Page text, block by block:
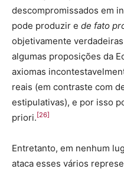
descompromissados em
pode produzir e de fato
objetivamente
algumas proposições da
axiomas
reais (em contraste com
estipulativas), e por isso
priori. [26]
Entretanto, em nenhum
ataca esses vários